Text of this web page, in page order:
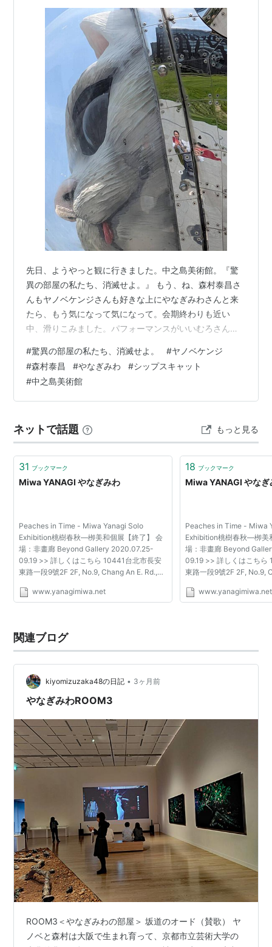
先日、ようやっと観に行きました。中之島美術館。『驚
異の部屋の私たち、消滅せよ。』 もう、ね、森村泰昌さ
んもヤノベケンジさんも好きな上にやなぎみわさんと来
たら、もう気になって気になって。会期終わりも近い
中、滑りこみました。パフォーマンスがいいむろさんの
ケンジさんの部屋。私が詩のボクシングに挑戦し続けた
理由に一つが、トロフィーがヤノベケンジさんの作品だ
ったから。それくらいに、好き。 蝙蝠の椅子、欲しい
「MEGALOMANIA」、水都2009、シップスキャット
住んでいた南茨木駅前のサンチャイルドに…
#驚異の部屋の私たち、消滅せよ。 #ヤノベケンジ
#森村泰昌 #やなぎみわ #シップスキャット
#中之島美術館
ネットで話題 もっと見る
31 ブックマーク
Miwa YANAGI やなぎみわ
Peaches in Time - Miwa Yanagi Solo
Exhibition桃樹春秋—栁美和個展【終了】 会
場：非畫廊 Beyond Gallery 2020.07.25-
09.19 >> 詳しくはこちら 10441台北市長安
東路一段9號2F 2F, No.9, Chang An E. Rd.,
25620709 Fax: 886-2-25642796 Email:
www.yanagimiwa.net
18 ブックマーク
Miwa YANAGI やなぎ
Peaches in Time - Miwa
Exhibition桃樹春秋—栁美
場：非畫廊 Beyond
09.19 >> 詳しくはこちら
東路一段9號2F 2F, No.9,
25620709 Fax: 886-2-
www.yanagimiwa.net
関連ブログ
kiyomizuzaka48の日記 • 3ヶ月前
やなぎみわROOM3
ROOM3＜やなぎみわの部屋＞ 坂道のオード（賛歌） ヤ
ノベと森村は大阪で生まれ育って、京都市立芸術大学の